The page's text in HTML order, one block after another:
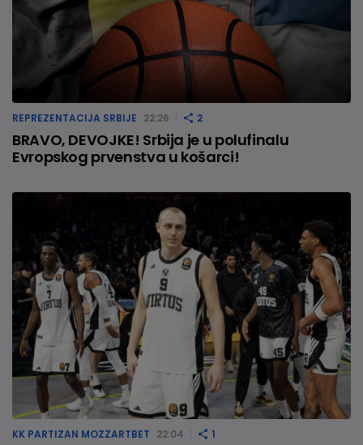
REPREZENTACIJA SRBIJE 22:26 2
BRAVO, DEVOJKE! Srbija je u polufinalu
Evropskog prvenstva u košarci!
KK PARTIZAN MOZZARTBET 22:04 1